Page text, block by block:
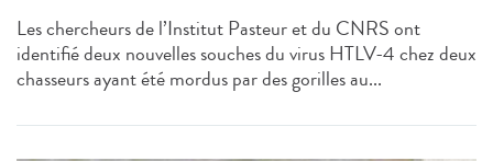
Les chercheurs de l’Institut Pasteur et du CNRS ont
identifié deux nouvelles souches du virus HTLV-4 chez deux
chasseurs ayant été mordus par des gorilles au...